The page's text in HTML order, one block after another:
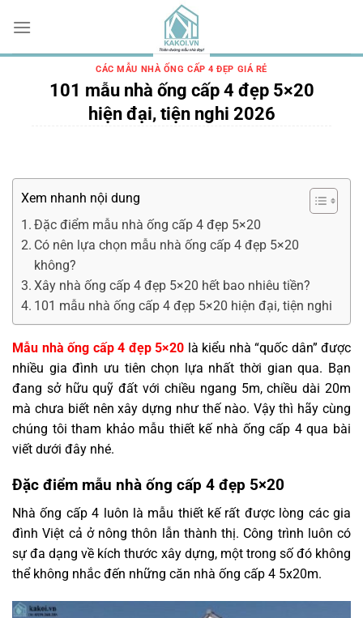
đến
nội
CÁC MẪU NHÀ ỐNG CẤP 4 ĐẸP GIÁ RẺ
101 mẫu nhà ống cấp 4 đẹp 5×20
hiện đại, tiện nghi 2026
Xem nhanh nội dung
Đặc điểm mẫu nhà ống cấp 4 đẹp 5×20
Có nên lựa chọn mẫu nhà ống cấp 4 đẹp 5×20
không?
Xây nhà ống cấp 4 đẹp 5×20 hết bao nhiêu tiền?
101 mẫu nhà ống cấp 4 đẹp 5×20 hiện đại, tiện nghi
Mẫu nhà ống cấp 4 đẹp 5×20 là kiểu nhà “quốc dân” được
nhiều gia đình ưu tiên chọn lựa nhất thời gian qua. Bạn
đang sở hữu quỹ đất với chiều ngang 5m, chiều dài 20m
mà chưa biết nên xây dựng như thế nào. Vậy thì hãy cùng
chúng tôi tham khảo mẫu thiết kế nhà ống cấp 4 qua bài
viết dưới đây nhé.
Đặc điểm mẫu nhà ống cấp 4 đẹp 5×20
Nhà ống cấp 4 luôn là mẫu thiết kế rất được lòng các gia
đình Việt cả ở nông thôn lẫn thành thị. Công trình luôn có
sự đa dạng về kích thước xây dựng, một trong số đó không
thể không nhắc đến những căn nhà ống cấp 4 5x20m.